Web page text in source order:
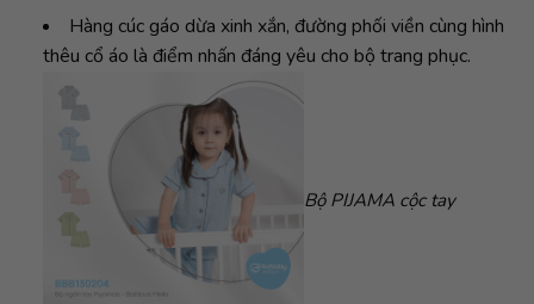
Hàng cúc gáo dừa xinh xắn, đường phối viền cùng hình
thêu cổ áo là điểm nhấn đáng yêu cho bộ trang phục.
Bộ PIJAMA cộc tay